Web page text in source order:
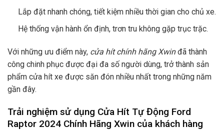
Lắp đặt nhanh chóng, tiết kiệm nhiều thời gian cho chủ xe.
Hệ thống vận hành ổn định, trơn tru không gặp trục trặc.
Với những ưu điểm này, cửa hít chính hãng Xwinđã thành
công chinh phục được đại đa số người dùng, trở thành sản
phẩm cửa hít xe được săn đón nhiều nhất trong những năm
gần đây.
Trải nghiệm sử dụng Cửa Hít Tự Động Ford
Raptor 2024 Chính Hãng Xwin của khách hàng